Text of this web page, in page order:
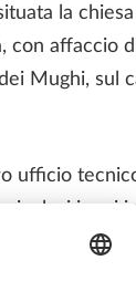
la
con affaccio
Mughi, sul
ufficio
inclusi i vari
siamo